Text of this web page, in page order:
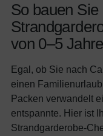
So bauen
von 0–5
Egal, ob Sie nach
einen
Packen verwandelt
entspannte. Hier ist
Strandgarderobe-